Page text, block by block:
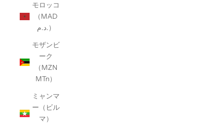
モロッコ
（MAD
د.م.）
モザンビ
ーク
（MZN
MTn）
ミャンマ
ー（ビル
マ）